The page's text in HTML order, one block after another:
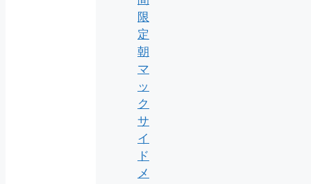
限
定
朝
マ
ッ
ク
サ
イ
ド
メ